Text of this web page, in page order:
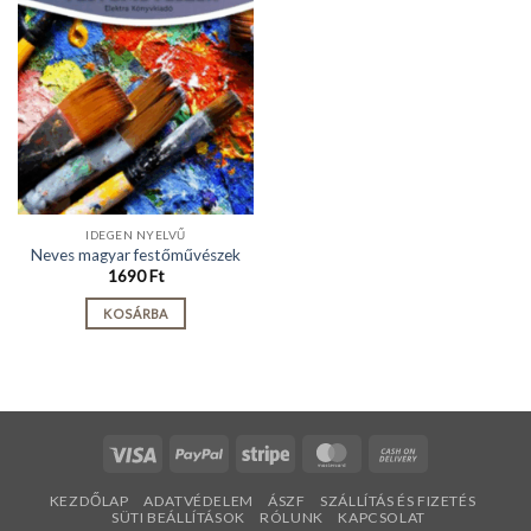
IDEGEN NYELVŰ
Neves magyar festőművészek
1690Ft
KOSÁRBA
Visa PayPal Stripe MasterCard
Delivery
KEZDŐLAP ADATVÉDELEM ÁSZF
SZÁLLÍTÁS ÉS FIZETÉS
SÜTI BEÁLLÍTÁSOK
RÓLUNK KAPCSOLAT